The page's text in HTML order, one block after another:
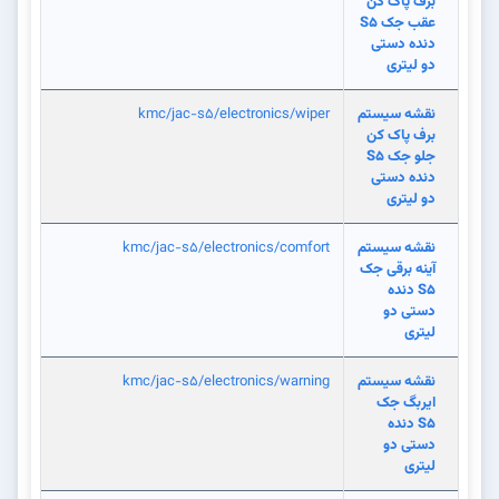
عقب جک S5
دنده دستی
دو لیتری
نقشه سیستم
برف پاک کن
جلو جک S5
دنده دستی
دو لیتری
kmc/jac-s5/electronics/wiper
نقشه سیستم
آینه برقی جک
S5 دنده
دستی دو
لیتری
kmc/jac-s5/electronics/comfort
نقشه سیستم
ایربگ جک
S5 دنده
دستی دو
لیتری
kmc/jac-s5/electronics/warning